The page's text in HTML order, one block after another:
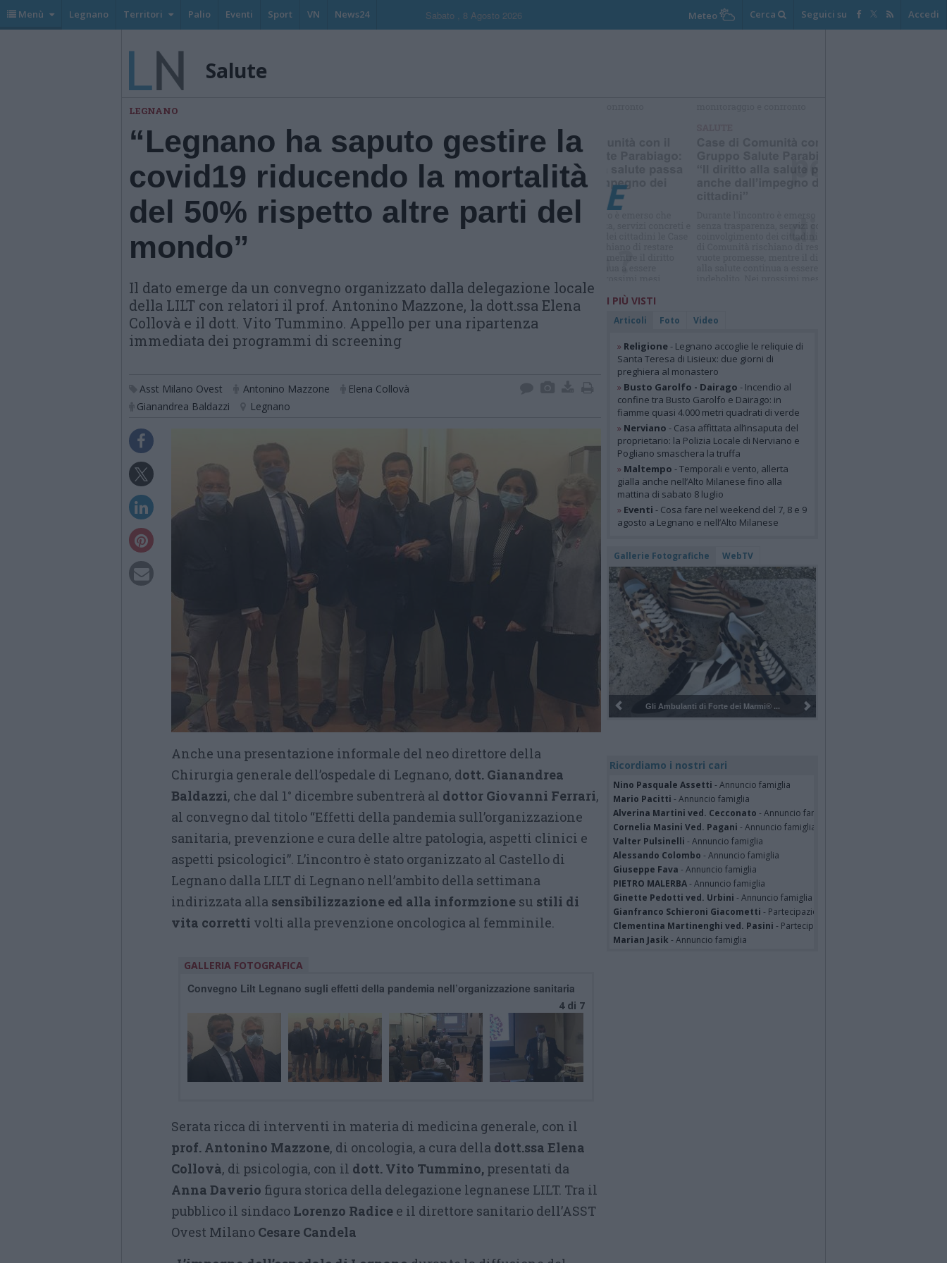
Menù Legnano Territori Palio Eventi Sport VN News24 Sabato , 8 Agosto 2026 Meteo Cerca Seguici su Accedi
Salute
LEGNANO
“Legnano ha saputo gestire la
covid19 riducendo la mortalità
del 50% rispetto altre parti del
mondo”
Il dato emerge da un convegno organizzato dalla delegazione locale
della LILT con relatori il prof. Antonino Mazzone, la dott.ssa Elena
Collovà e il dott. Vito Tummino. Appello per una ripartenza
immediata dei programmi di screening
Asst Milano Ovest Antonino Mazzone
Elena Collovà
Gianandrea Baldazzi
Legnano
Anche una presentazione informale del neo direttore della
Chirurgia generale dell’ospedale di Legnano, dott. Gianandrea
Baldazzi, che dal 1° dicembre subentrerà al dottor Giovanni Ferrari,
al convegno dal titolo “Effetti della pandemia sull’organizzazione
sanitaria, prevenzione e cura delle altre patologia, aspetti clinici e
aspetti psicologici”. L’incontro è stato organizzato al Castello di
Legnano dalla LILT di Legnano nell’ambito della settimana
indirizzata alla sensibilizzazione ed alla informzione su stili di
vita corretti volti alla prevenzione oncologica al femminile.
GALLERIA FOTOGRAFICA
Convegno Lilt Legnano sugli effetti della pandemia nell’organizzazione sanitaria
4 di 7
Serata ricca di interventi in materia di medicina generale, con il
prof. Antonino Mazzone, di oncologia, a cura della dott.ssa Elena
Collovà, di psicologia, con il dott. Vito Tummino, presentati da
Anna Daverio figura storica della delegazione legnanese LILT. Tra il
pubblico il sindaco Lorenzo Radice e il direttore sanitario dell’ASST
Ovest Milano Cesare Candela
I PIÙ VISTI
Articoli Foto Video
» Religione- Legnano accoglie le reliquie di
Santa Teresa di Lisieux: due giorni di
preghiera al monastero
» Busto Garolfo - Dairago - Incendio al
confine tra Busto Garolfo e Dairago: in
fiamme quasi 4.000 metri quadrati di verde
» Nerviano - Casa affittata all’insaputa del
proprietario: la Polizia Locale di Nerviano e
Pogliano smaschera la truffa
» Maltempo - Temporali e vento, allerta
gialla anche nell’Alto Milanese fino alla
mattina di sabato 8 luglio
» Eventi - Cosa fare nel weekend del 7, 8 e 9
agosto a Legnano e nell’Alto Milanese
Gallerie Fotografiche WebTV
Pulizia del bosco del Rugareto a ...
Ricordiamo i nostri cari
Nino Pasquale Assetti - Annuncio famiglia
Mario Pacitti - Annuncio famiglia
Alverina Martini ved. Cecconato - Annuncio famiglia
Cornelia Masini Ved. Pagani - Annuncio famiglia
Valter Pulsinelli - Annuncio famiglia
Alessando Colombo - Annuncio famiglia
Giuseppe Fava - Annuncio famiglia
PIETRO MALERBA- Annuncio famiglia
Ginette Pedotti ved. Urbini - Annuncio famiglia
Gianfranco Schieroni Giacometti - Partecipazione
Clementina Martinenghi ved. Pasini - Partecipazione
Marian Jasik - Annuncio famiglia